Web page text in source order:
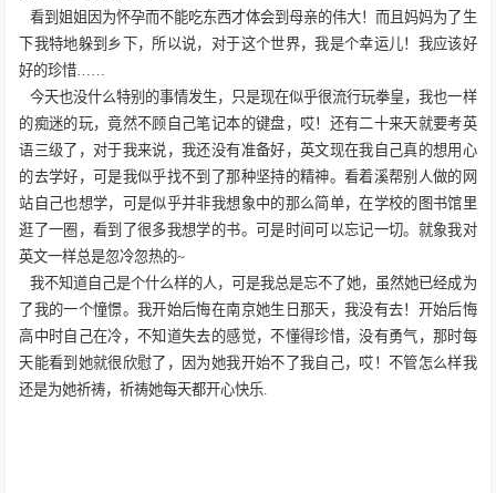
看到姐姐因为怀孕而不能吃东西才体会到母亲的伟大！而且妈妈为了生
下我特地躲到乡下，所以说，对于这个世界，我是个幸运儿！我应该好
好的珍惜……
今天也没什么特别的事情发生，只是现在似乎很流行玩拳皇，我也一样
的痴迷的玩，竟然不顾自己笔记本的键盘，哎！还有二十来天就要考英
语三级了，对于我来说，我还没有准备好，英文现在我自己真的想用心
的去学好，可是我似乎找不到了那种坚持的精神。看着溪帮别人做的网
站自己也想学，可是似乎并非我想象中的那么简单，在学校的图书馆里
逛了一圈，看到了很多我想学的书。可是时间可以忘记一切。就象我对
英文一样总是忽冷忽热的~
我不知道自己是个什么样的人，可是我总是忘不了她，虽然她已经成为
了我的一个憧憬。我开始后悔在南京她生日那天，我没有去！开始后悔
高中时自己在冷，不知道失去的感觉，不懂得珍惜，没有勇气，那时每
天能看到她就很欣慰了，因为她我开始不了我自己，哎！不管怎么样我
还是为她祈祷，祈祷她每天都开心快乐.